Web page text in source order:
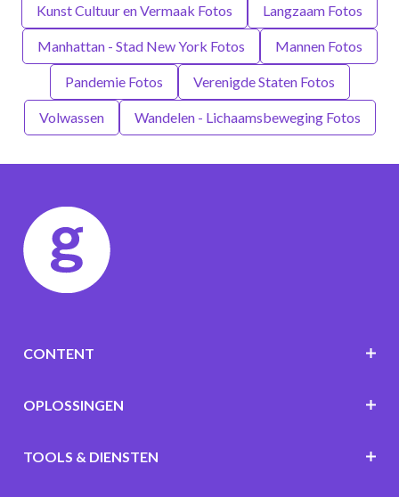
Kunst Cultuur en Vermaak Fotos Langzaam Fotos
Manhattan - Stad New York Fotos Mannen Fotos
Pandemie Fotos Verenigde Staten Fotos
Volwassen Wandelen - Lichaamsbeweging Fotos
CONTENT
OPLOSSINGEN
TOOLS & DIENSTEN